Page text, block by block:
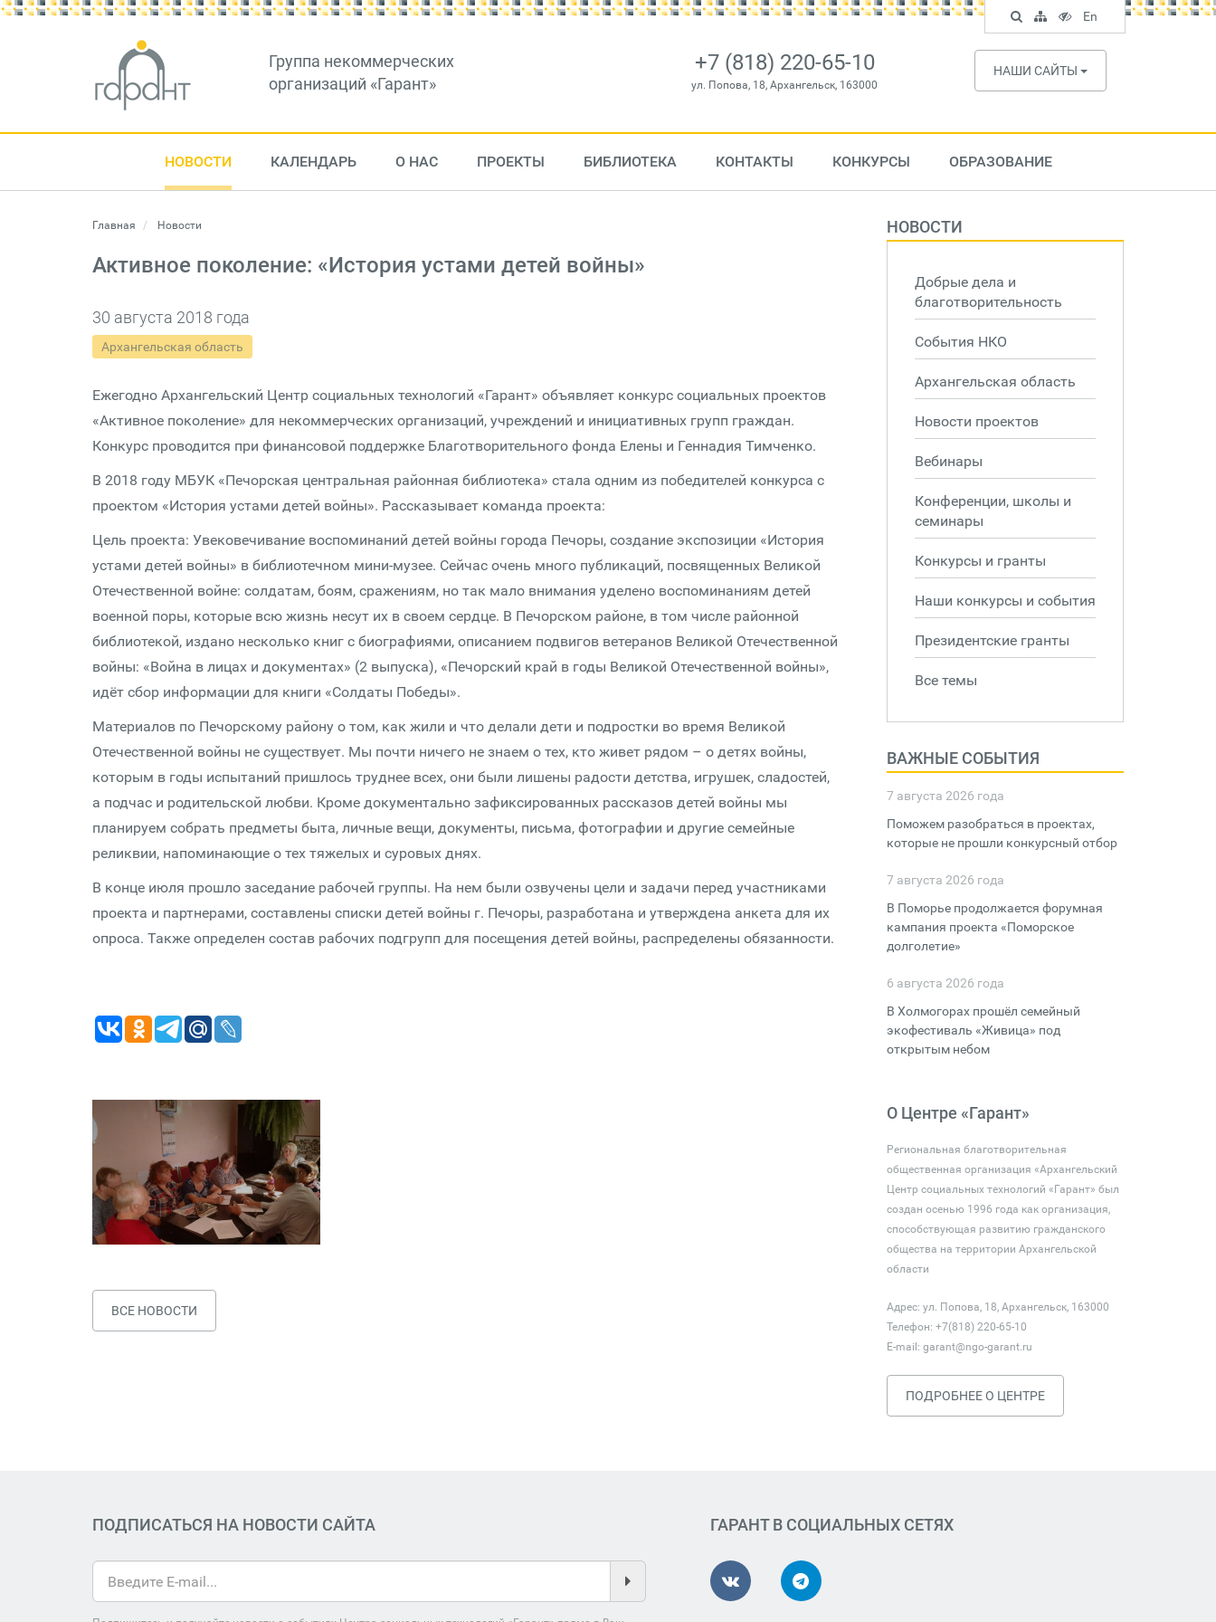
Группа некоммерческих
организаций «Гарант»
+7 (818) 220-65-10
ул. Попова, 18, Архангельск, 163000
НАШИ САЙТЫ
НОВОСТИ КАЛЕНДАРЬ О НАС ПРОЕКТЫ БИБЛИОТЕКА КОНТАКТЫ КОНКУРСЫ ОБРАЗОВАНИЕ
Главная Новости
Активное поколение: «История устами детей войны»
30 августа 2018 года
Архангельская область
Ежегодно Архангельский Центр социальных технологий «Гарант» объявляет конкурс социальных проектов
«Активное поколение» для некоммерческих организаций, учреждений и инициативных групп граждан.
Конкурс проводится при финансовой поддержке Благотворительного фонда Елены и Геннадия Тимченко.
В 2018 году МБУК «Печорская центральная районная библиотека» стала одним из победителей конкурса с
проектом «История устами детей войны». Рассказывает команда проекта:
Цель проекта: Увековечивание воспоминаний детей войны города Печоры, создание экспозиции «История
устами детей войны» в библиотечном мини-музее. Сейчас очень много публикаций, посвященных Великой
Отечественной войне: солдатам, боям, сражениям, но так мало внимания уделено воспоминаниям детей
военной поры, которые всю жизнь несут их в своем сердце. В Печорском районе, в том числе районной
библиотекой, издано несколько книг с биографиями, описанием подвигов ветеранов Великой Отечественной
войны: «Война в лицах и документах» (2 выпуска), «Печорский край в годы Великой Отечественной войны»,
идёт сбор информации для книги «Солдаты Победы».
Материалов по Печорскому району о том, как жили и что делали дети и подростки во время Великой
Отечественной войны не существует. Мы почти ничего не знаем о тех, кто живет рядом – о детях войны,
которым в годы испытаний пришлось труднее всех, они были лишены радости детства, игрушек, сладостей,
а подчас и родительской любви. Кроме документально зафиксированных рассказов детей войны мы
планируем собрать предметы быта, личные вещи, документы, письма, фотографии и другие семейные
реликвии, напоминающие о тех тяжелых и суровых днях.
В конце июля прошло заседание рабочей группы. На нем были озвучены цели и задачи перед участниками
проекта и партнерами, составлены списки детей войны г. Печоры, разработана и утверждена анкета для их
опроса. Также определен состав рабочих подгрупп для посещения детей войны, распределены обязанности.
ВСЕ НОВОСТИ
НОВОСТИ
Добрые дела и
благотворительность
События НКО
Архангельская область
Новости проектов
Вебинары
Конференции, школы и
семинары
Конкурсы и гранты
Наши конкурсы и события
Президентские гранты
Все темы
ВАЖНЫЕ СОБЫТИЯ
7 августа 2026 года
Поможем разобраться в проектах,
которые не прошли конкурсный отбор
7 августа 2026 года
В Поморье продолжается форумная
кампания проекта «Поморское
долголетие»
6 августа 2026 года
В Холмогорах прошёл семейный
экофестиваль «Живица» под
открытым небом
О Центре «Гарант»
Региональная благотворительная
общественная организация «Архангельский
Центр социальных технологий «Гарант» был
создан осенью 1996 года как организация,
способствующая развитию гражданского
общества на территории Архангельской
области
Адрес: ул. Попова, 18, Архангельск, 163000
Телефон: +7(818) 220-65-10
E-mail: garant@ngo-garant.ru
ПОДРОБНЕЕ О ЦЕНТРЕ
ПОДПИСАТЬСЯ НА НОВОСТИ САЙТА ГАРАНТ В СОЦИАЛЬНЫХ СЕТЯХ
Поиск
по
сайту
Карта
сайта
Версия
для
слабовидящих
En
English